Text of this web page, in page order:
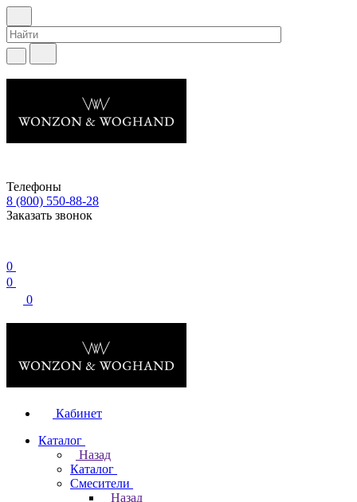
Телефоны
8 (800) 550-88-28
Заказать звонок
0
0
0
Кабинет
Каталог
Назад
Каталог
Смесители
Назад